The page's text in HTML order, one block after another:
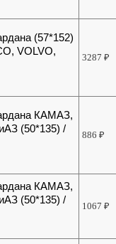
(57*152)
VOLVO,
3287₽
КАМАЗ,
(50*135) /
886₽
КАМАЗ,
(50*135) /
1067₽